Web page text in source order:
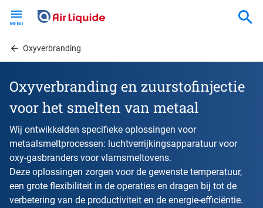
contentOxyverbranding
Oxyverbranding en zuurstofinjectie
voor het smelten van metaal
Wij ontwikkelden specifieke oplossingen voor
metaalsmeltprocessen: luchtverrijkingsapparatuur voor
oxy-gasbranders voor vlamsmeltovens.
Deze oplossingen zorgen voor de gewenste temperatuur,
een grote flexibiliteit in de operaties en dragen bij tot de
verbetering van de productiviteit en de energie-efficiëntie.